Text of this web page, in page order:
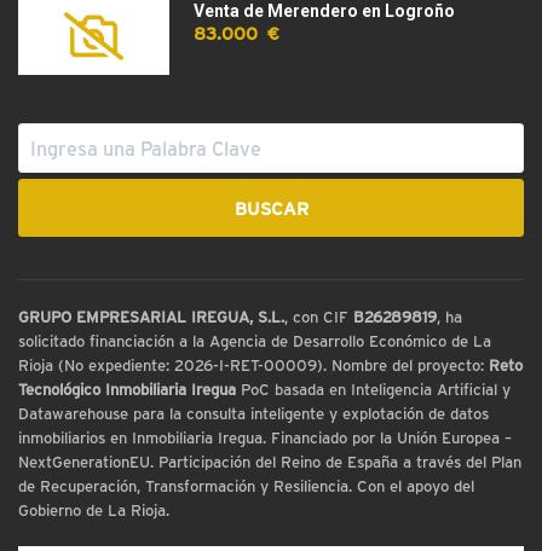
Venta de Merendero en Logroño
83.000 €
GRUPO EMPRESARIAL IREGUA, S.L., con CIF B26289819, ha
solicitado financiación a la Agencia de Desarrollo Económico de La
Rioja (No expediente: 2026-I-RET-00009). Nombre del proyecto: Reto
Tecnológico Inmobiliaria Iregua PoC basada en Inteligencia Artificial y
Datawarehouse para la consulta inteligente y explotación de datos
inmobiliarios en Inmobiliaria Iregua. Financiado por la Unión Europea –
NextGenerationEU. Participación del Reino de España a través del Plan
de Recuperación, Transformación y Resiliencia. Con el apoyo del
Gobierno de La Rioja.